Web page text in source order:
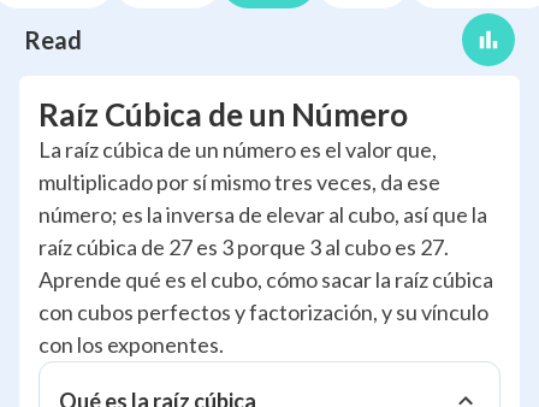
Read
Raíz Cúbica de un Número
La raíz cúbica de un número es el valor que,
multiplicado por sí mismo tres veces, da ese
número; es la inversa de elevar al cubo, así que la
raíz cúbica de 27 es 3 porque 3 al cubo es 27.
Aprende qué es el cubo, cómo sacar la raíz cúbica
con cubos perfectos y factorización, y su vínculo
con los exponentes.
Qué es la raíz cúbica